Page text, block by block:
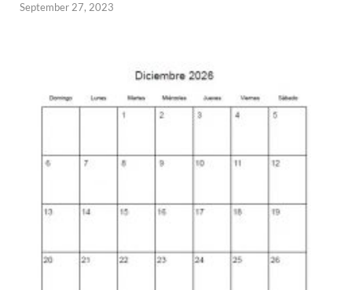
September 27, 2023